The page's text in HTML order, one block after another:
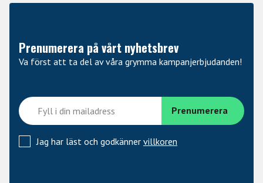
Prenumerera på vårt nyhetsbrev
Va först att ta del av våra grymma kampanjerbjudanden!
Jag har läst och godkänner villkoren